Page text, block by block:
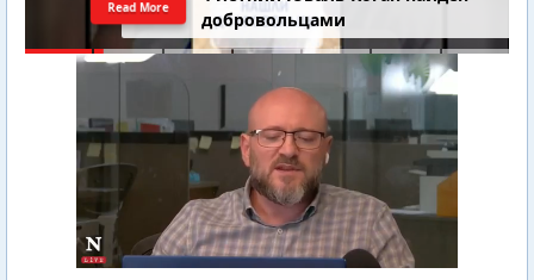
добровольцами
Read More